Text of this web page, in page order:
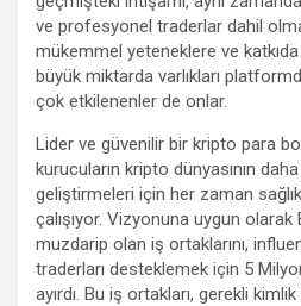
ve profesyonel traderlar dahil
mükemmel yeteneklere ve
büyük miktarda varlıkları
çok etkilenenler de onlar.
Lider ve güvenilir bir kripto para
kurucuların kripto dünyasının
geliştirmeleri için her zaman
çalışıyor. Vizyonuna uygun olarak
muzdarip olan iş ortaklarını,
traderları desteklemek için 5
ayırdı. Bu iş ortakları, gerekli